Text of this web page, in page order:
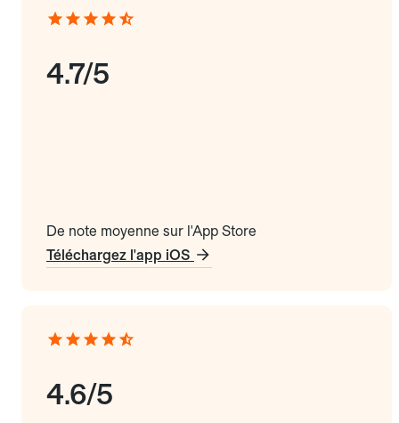
4.7/5
De note moyenne sur l'App Store
Téléchargez l'app iOS
4.6/5